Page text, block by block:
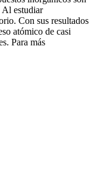
Al estudiar
Con sus resultados
atómico de casi
Para más